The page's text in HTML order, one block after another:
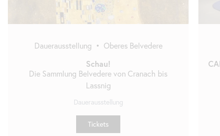
Dauerausstellung • Oberes Belvedere
Schau!
Die Sammlung Belvedere von Cranach bis
Lassnig
Dauerausstellung
Tickets